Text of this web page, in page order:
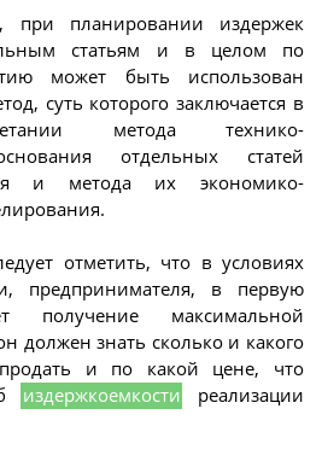
при планировании издержек
статьям и в целом по
может быть использован
суть которого заключается в
метода технико-
отдельных статей
и метода их экономико-
отметить, что в условиях
предпринимателя, в первую
получение максимальной
должен знать сколько и какого
и по какой цене, что
издержкоемкости
реализации